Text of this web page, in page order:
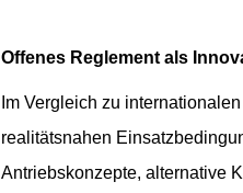
Offenes Reglement als
Im Vergleich zu
realitätsnahen
Antriebskonzepte, alternative